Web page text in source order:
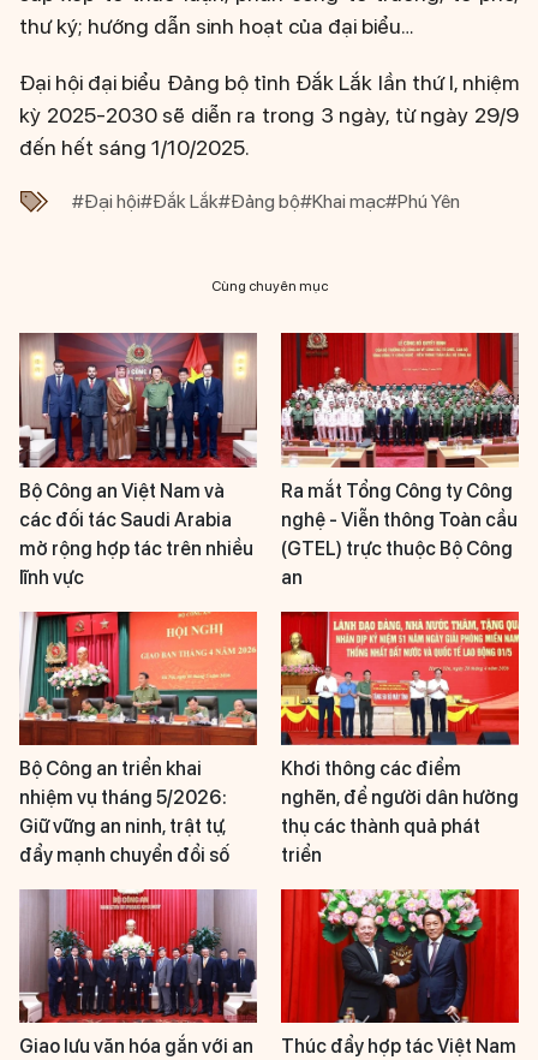
thư ký; hướng dẫn sinh hoạt của đại biểu…
Đại hội đại biểu Đảng bộ tỉnh Đắk Lắk lần thứ I, nhiệm
kỳ 2025-2030 sẽ diễn ra trong 3 ngày, từ ngày 29/9
đến hết sáng 1/10/2025.
#Đại hội#Đắk Lắk#Đảng bộ#Khai mạc#Phú Yên
Cùng chuyên mục
Bộ Công an Việt Nam và
các đối tác Saudi Arabia
mở rộng hợp tác trên nhiều
lĩnh vực
Ra mắt Tổng Công ty Công
nghệ - Viễn thông Toàn cầu
(GTEL) trực thuộc Bộ Công
an
Bộ Công an triển khai
nhiệm vụ tháng 5/2026:
Giữ vững an ninh, trật tự,
đẩy mạnh chuyển đổi số
Khơi thông các điểm
nghẽn, để người dân hưởng
thụ các thành quả phát
triển
Giao lưu văn hóa gắn với an
Thúc đẩy hợp tác Việt Nam